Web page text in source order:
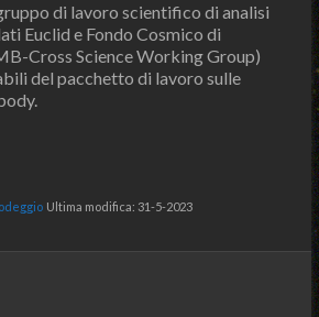
di lavoro scientifico di analisi
Euclid e Fondo Cosmico di
Cross Science Working Group)
del pacchetto di lavoro sulle
Ultima modifica: 31-5-2023